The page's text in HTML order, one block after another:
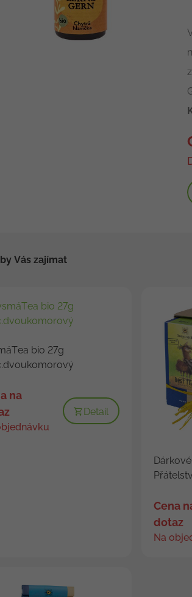
Vás zajímat
bio 27g
na
Detail
Cena
dotaz
Na